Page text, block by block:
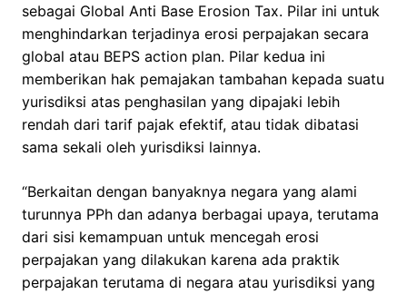
sebagai Global Anti Base Erosion Tax. Pilar ini untuk
menghindarkan terjadinya erosi perpajakan secara
global atau BEPS action plan. Pilar kedua ini
memberikan hak pemajakan tambahan kepada suatu
yurisdiksi atas penghasilan yang dipajaki lebih
rendah dari tarif pajak efektif, atau tidak dibatasi
sama sekali oleh yurisdiksi lainnya.
“Berkaitan dengan banyaknya negara yang alami
turunnya PPh dan adanya berbagai upaya, terutama
dari sisi kemampuan untuk mencegah erosi
perpajakan yang dilakukan karena ada praktik
perpajakan terutama di negara atau yurisdiksi yang